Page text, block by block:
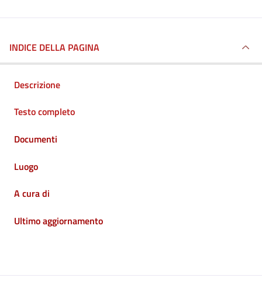
INDICE DELLA PAGINA
Descrizione
Testo completo
Documenti
Luogo
A cura di
Ultimo aggiornamento